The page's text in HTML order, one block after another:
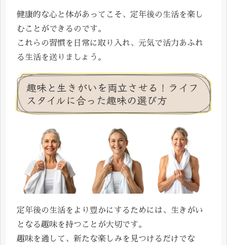
健康的な心と体があってこそ、定年後の生活を楽し
むことができるのです。
これらの習慣を日常に取り入れ、元気で活力あふれ
る生活を送りましょう。
趣味と生きがいを両立させる！ライフ
スタイルに合った趣味の選び方
定年後の生活をより豊かにするためには、生きがい
となる趣味を持つことが大切です。
趣味を通して、新たな楽しみを見つけるだけでな